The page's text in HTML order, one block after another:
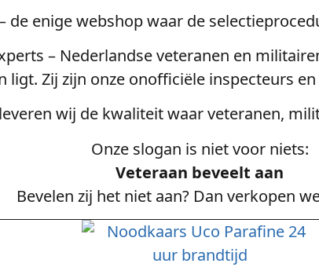
de enige webshop waar de
– Nederlandse veteranen en
ligt. Zij zijn onze onofficiële inspecteurs
wij de kwaliteit waar veteranen,
Onze slogan is niet voor niets:
Veteraan beveelt aan
Bevelen zij het niet aan? Dan verkopen